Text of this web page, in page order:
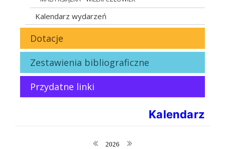
Kalendarz wydarzeń
Dotacje
Zestawienia bibliograficzne
Przydatne linki
Kalendarz
poprzedni rok
2026 następny rok